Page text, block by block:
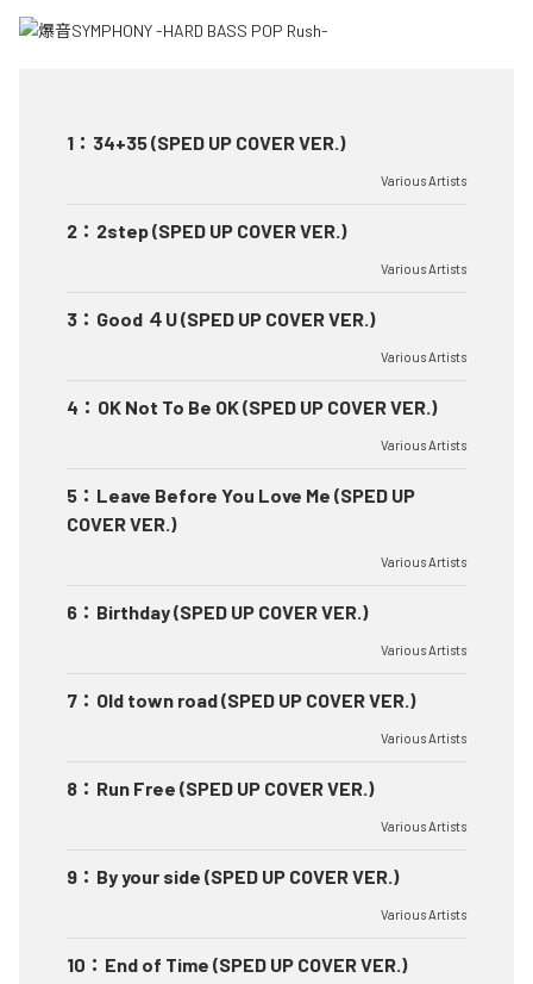
1 ： 34+35 (SPED UP COVER VER.)
Various Artists
2 ： 2step (SPED UP COVER VER.)
Various Artists
3 ： Good ４U (SPED UP COVER VER.)
Various Artists
4 ： OK Not To Be OK (SPED UP COVER VER.)
Various Artists
5 ： Leave Before You Love Me (SPED UP
COVER VER.)
Various Artists
6 ： Birthday (SPED UP COVER VER.)
Various Artists
7 ： Old town road (SPED UP COVER VER.)
Various Artists
8 ： Run Free (SPED UP COVER VER.)
Various Artists
9 ： By your side (SPED UP COVER VER.)
Various Artists
10 ： End of Time (SPED UP COVER VER.)